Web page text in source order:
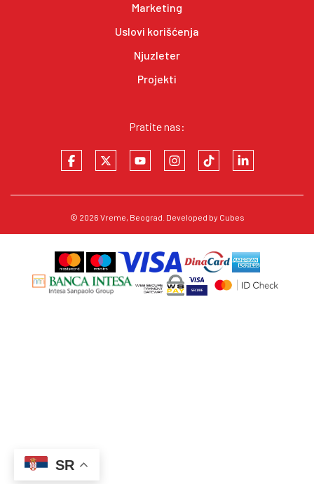
Marketing
Uslovi korišćenja
Njuzleter
Projekti
Pratite nas:
© 2026 Vreme, Beograd. Developed by Cubes
SR